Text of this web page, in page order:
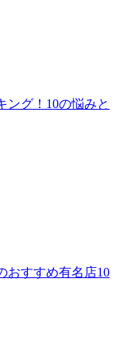
ング！10の悩みと
おすすめ有名店10